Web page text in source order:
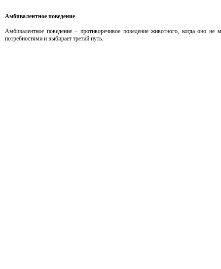
Амбивалентное поведение
Амбивалентное поведение – противоречивое поведение животного, когда оно
потребностями и выбирает третий путь.